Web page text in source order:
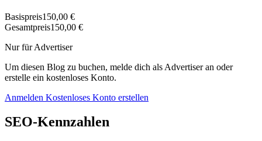
Basispreis150,00 €
Gesamtpreis150,00 €
Nur für Advertiser
Um diesen Blog zu buchen, melde dich als Advertiser an oder
erstelle ein kostenloses Konto.
Anmelden Kostenloses Konto erstellen
SEO-Kennzahlen